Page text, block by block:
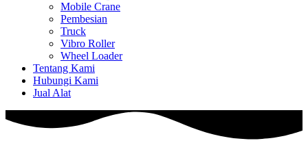
Mobile Crane
Pembesian
Truck
Vibro Roller
Wheel Loader
Tentang Kami
Hubungi Kami
Jual Alat